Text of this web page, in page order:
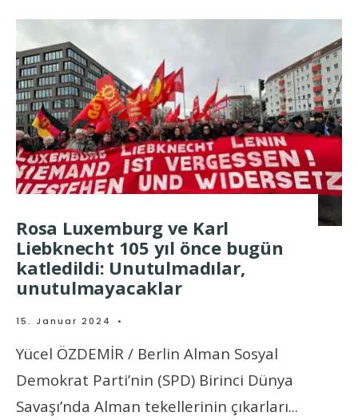
Rosa Luxemburg ve Karl
Liebknecht 105 yıl önce bugün
katledildi: Unutulmadılar,
unutulmayacaklar
15. Januar 2024 •
Yücel ÖZDEMİR / Berlin Alman Sosyal
Demokrat Parti’nin (SPD) Birinci Dünya
Savaşı’nda Alman tekellerinin çıkarları...